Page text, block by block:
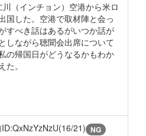
（インチョン）空港から米ロ
国した。空港で取材陣と会っ
すべき話はあるがいつか話が
しながら聴聞会出席について
の帰国日がどうなるかもわか
た。
ID:QxNzYzNzU(16/21) NG